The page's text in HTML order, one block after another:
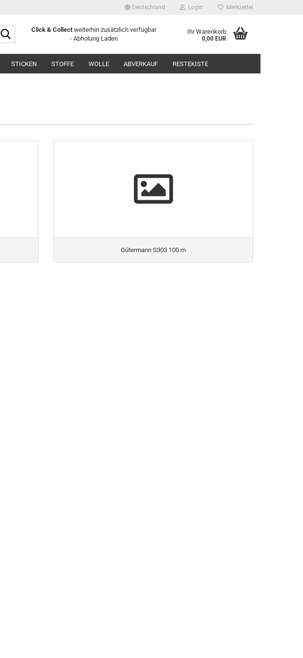
Deutschland Login Merkzettel
Suche...Click & Collectweiterhin zusätzlich verfügbar
- Abholung Laden
Ihr Warenkorb
0,00 EUR
STICKEN STOFFE WOLLE ABVERKAUF RESTEKISTE
Gütermann S303 100 m